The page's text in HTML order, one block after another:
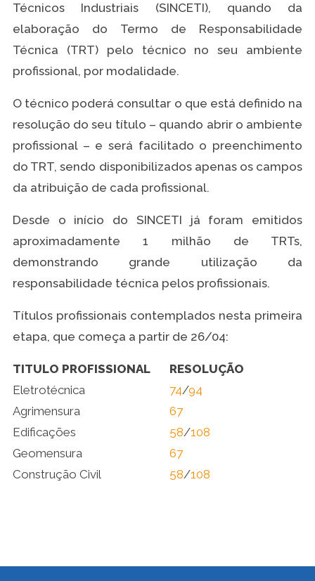
Técnicos Industriais (SINCETI), quando da
elaboração do Termo de Responsabilidade
Técnica (TRT) pelo técnico no seu ambiente
profissional, por modalidade.
O técnico poderá consultar o que está definido na
resolução do seu título – quando abrir o ambiente
profissional – e será facilitado o preenchimento
do TRT, sendo disponibilizados apenas os campos
da atribuição de cada profissional.
Desde o início do SINCETI já foram emitidos
aproximadamente 1 milhão de TRTs,
demonstrando grande utilização da
responsabilidade técnica pelos profissionais.
Títulos profissionais contemplados nesta primeira
etapa, que começa a partir de 26/04:
TITULO PROFISSIONAL
RESOLUÇÃO
Eletrotécnica
74/94
Agrimensura
67
Edificações
58/108
Geomensura
67
Construção Civil
58/108